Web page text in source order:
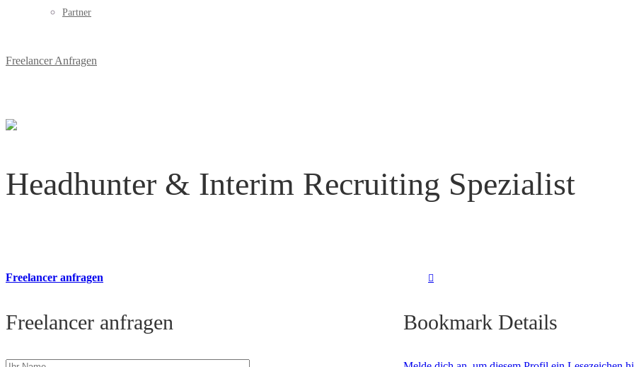
Partner
Freelancer Anfragen
Headhunter & Interim Recruiting Spezialist
Freelancer anfragen
Freelancer anfragen Bookmark Details